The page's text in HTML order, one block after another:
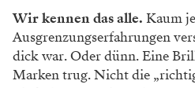
Wir kennen das alle. Kaum
Ausgrenzungserfahrungen
dick war. Oder dünn. Eine
Marken trug. Nicht die